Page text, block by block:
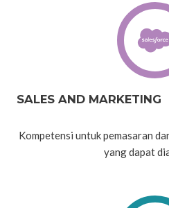
SALES AND MARKETING
Kompetensi untuk pemasaran
yang dapat